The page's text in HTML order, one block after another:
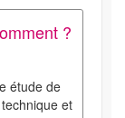
?
étude de
et